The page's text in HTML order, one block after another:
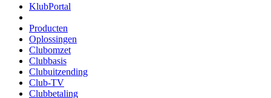
KlubPortal
Producten
Oplossingen
Clubomzet
Clubbasis
Clubuitzending
Club-TV
Clubbetaling